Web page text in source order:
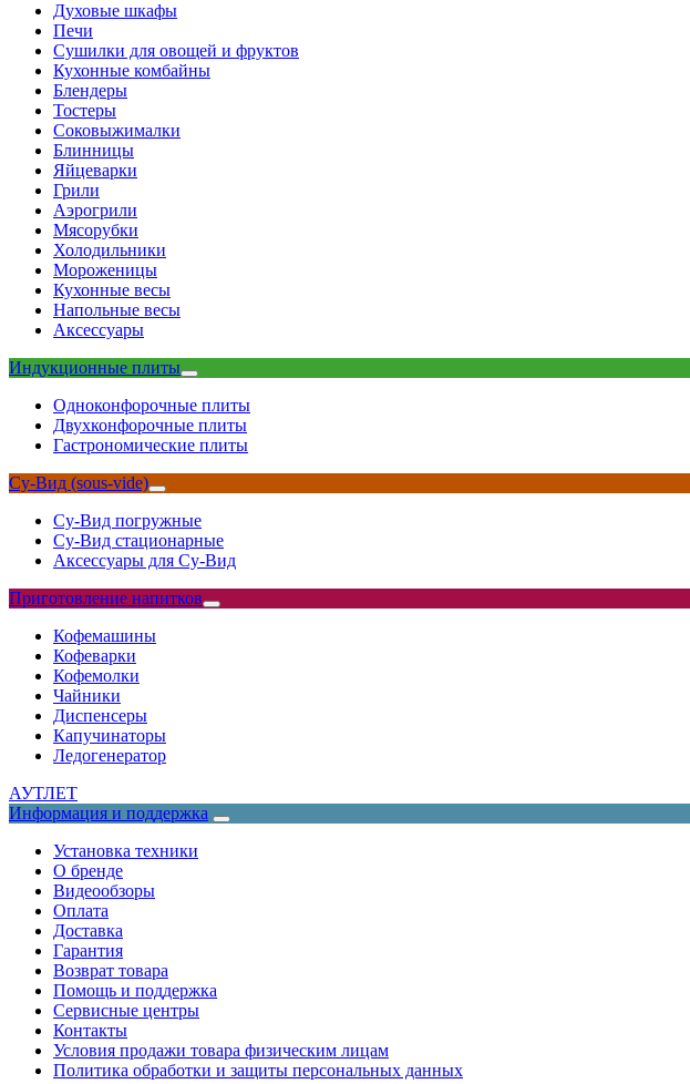
Духовые шкафы
Печи
Сушилки для овощей и фруктов
Кухонные комбайны
Блендеры
Тостеры
Соковыжималки
Блинницы
Яйцеварки
Грили
Аэрогрили
Мясорубки
Холодильники
Мороженицы
Кухонные весы
Напольные весы
Аксессуары
Индукционные плиты
Одноконфорочные плиты
Двухконфорочные плиты
Гастрономические плиты
Су-Вид (sous-vide)
Су-Вид погружные
Су-Вид стационарные
Аксессуары для Су-Вид
Приготовление напитков
Кофемашины
Кофеварки
Кофемолки
Чайники
Диспенсеры
Капучинаторы
Ледогенератор
АУТЛЕТ
Информация и поддержка
Установка техники
О бренде
Видеообзоры
Оплата
Доставка
Гарантия
Возврат товара
Помощь и поддержка
Сервисные центры
Контакты
Условия продажи товара физическим лицам
Политика обработки и защиты персональных данных